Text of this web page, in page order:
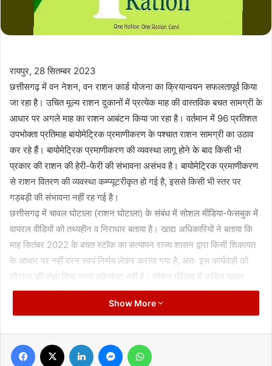
रायपुर, 28 सितम्बर 2023
छत्तीसगढ़ में वन नेशन, वन राशन कार्ड योजना का क्रियान्वयन सफलतापूर्व किया
जा रहा है। उचित मूल्य राशन दुकानों में प्रत्येक माह की वास्तविक बचत सामग्री के
आधार पर अगले माह का राशन आबंटन किया जा रहा है। वर्तमान में 96 प्रतिशत
उपभोक्ता प्रतिमाह बायोमेट्रिक प्रमाणीकरण के पश्चात राशन सामग्री का उठाव
कर रहे हैं। बायोमेट्रिक प्रमाणीकरण की व्यवस्था लागू होने के बाद किसी भी
प्रकार की राशन की हेरी-फेरी की संभावना असंभव है। बायोमेट्रिक प्रमाणीकरण
से राशन वितरण की व्यवस्था कम्प्यूटरीकृत हो गई है, इससे किसी भी स्तर पर
गड़बड़ी की संभावना नहीं रह गई है।
छत्तीसगढ़ में चावल घोटाला (राशन घोटाला) के संबंध में सोशल मीडिया-फेसबुक में
वायरल वीडियों को तथ्यहीन व निराधार बताया है। खाद्य अधिकारियों ने बताया कि
माह सितंबर 2022 के बचत स्टॉक का सत्यापन राज्य शासन द्वारा किसी शिकायत
के आधार पर नहीं वरन स्वयं निर्णय लेकर कराया गया है, अतः इस कार्यवाही को
घोटाला की संज्ञा दिया जाना तर्कसंगत नहीं है। सोशन मीडिया में कथित चावल
घोटाला के आरोपों की जांच के संबंध में केन्द्रीय जांच दल द्वारा मई 2023 तथा
जुलाई 2023 में राज्य का दौरा किया गया। केन्द्रीय जांच दल द्वारा वर्ष 2022-
भारत सरकार के निर्देश पर छत्तीसगढ़ में ‘वन नेशन, वन राशनकार्ड’ योजना को
Show More
Facebook LinkedIn Messenger